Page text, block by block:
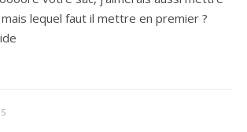
lequel faut il mettre en premier ?